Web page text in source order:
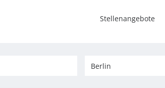
Stellenangebote